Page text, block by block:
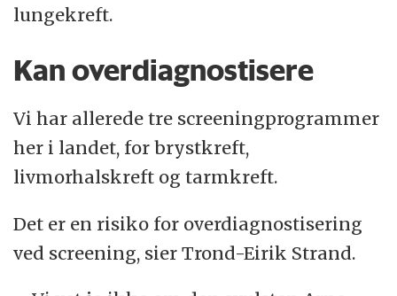
lungekreft.
Kan overdiagnostisere
Vi har allerede tre screeningprogrammer
her i landet, for brystkreft,
livmorhalskreft og tarmkreft.
Det er en risiko for overdiagnostisering
ved screening, sier Trond-Eirik Strand.